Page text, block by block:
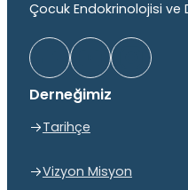
Çocuk Endokrinolojisi ve
Derneğimiz
Tarihçe
Vizyon Misyon